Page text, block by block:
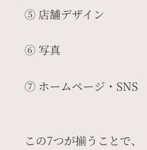
⑤ 店舗デザイン
⑥ 写真
⑦ ホームページ・SNS
この7つが揃うことで、